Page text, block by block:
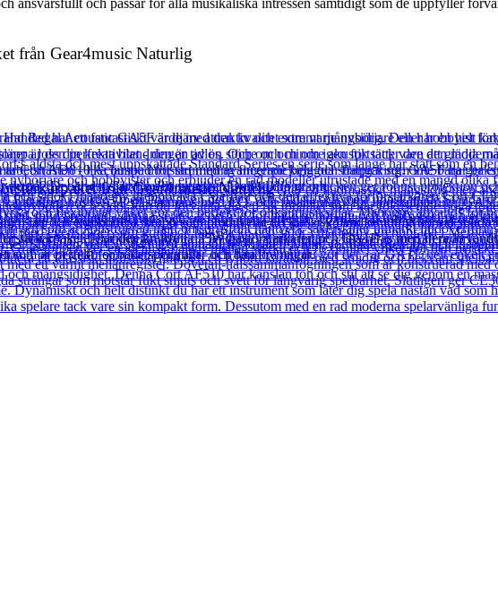
från Gear4music Naturlig
från Gear4music Naturlig
lätt och ergonomisk kropp som producerar en klassisk bandlös ton. Med sin
har den kraftfulla 35W basförstärkaren och levereras med flera
som är perfekt för både spelningar och bandövningar.